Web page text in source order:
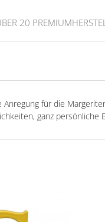
20
für die
ganz persönliche